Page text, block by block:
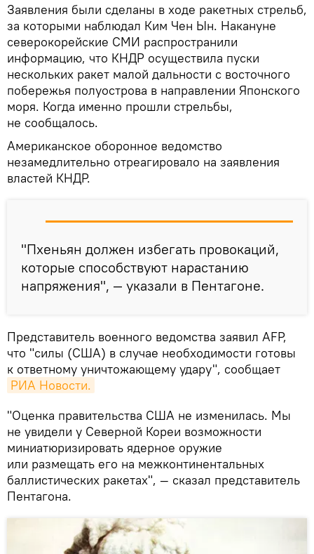
Заявления были сделаны в ходе ракетных стрельб,
за которыми наблюдал Ким Чен Ын. Накануне
северокорейские СМИ распространили
информацию, что КНДР осуществила пуски
нескольких ракет малой дальности с восточного
побережья полуострова в направлении Японского
моря. Когда именно прошли стрельбы,
не сообщалось.
Американское оборонное ведомство
незамедлительно отреагировало на заявления
властей КНДР.
"Пхеньян должен избегать провокаций,
которые способствуют нарастанию
напряжения", — указали в Пентагоне.
Представитель военного ведомства заявил AFP,
что "силы (США) в случае необходимости готовы
к ответному уничтожающему удару", сообщает
РИА Новости.
"Оценка правительства США не изменилась. Мы
не увидели у Северной Кореи возможности
миниатюризировать ядерное оружие
или размещать его на межконтинентальных
баллистических ракетах", — сказал представитель
Пентагона.